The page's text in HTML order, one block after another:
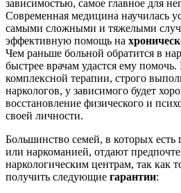
зависимостью, самое главное для
Современная медицина научилась
самыми сложными и тяжелыми
эффективную помощь на
Чем раньше больной обратится в
быстрее врачам удастся ему
комплексной терапии, строго
наркологов, у зависимого будет
восстановление физического и
своей личности.
Большинство семей, в которых
или наркоманией, отдают
наркологическим центрам, так как
получить следующие гарантии: